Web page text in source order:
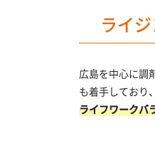
ライ
広島を中心に調
も着手しており
ライフワークバ